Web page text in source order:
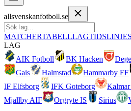
allsvenskanfotboll.se
MATCHERTABELLLAGTIDSLINJE
LAG
AIK Fotboll
BK Hacken
Gais
Halmstad Hammarby FF
IF Elfsborg
IFK Goteborg
Mjallby AIF
Orgryte IS Sirius